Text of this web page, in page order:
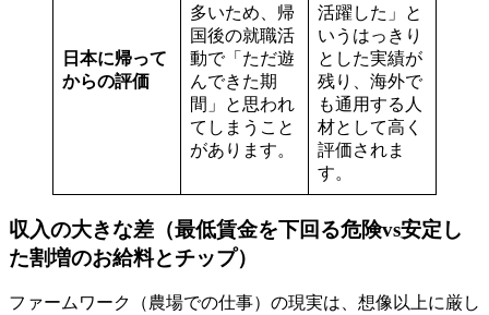
日本に帰って
からの評価
多いため、帰
国後の就職活
動で「ただ遊
んできた期
間」と思われ
てしまうこと
があります。
活躍した」と
いうはっきり
とした実績が
残り、海外で
も通用する人
材として高く
評価されま
す。
収入の大きな差（最低賃金を下回る危険vs安定し
た割増のお給料とチップ）
ファームワーク（農場での仕事）の現実は、想像以上に厳し